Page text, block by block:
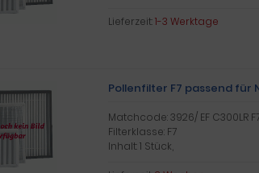
Lieferzeit:1-3 Werktage
Pollenfilter F7 passend für
Matchcode: 3926/ EF C300LR
Filterklasse: F7
Inhalt: 1 Stück,